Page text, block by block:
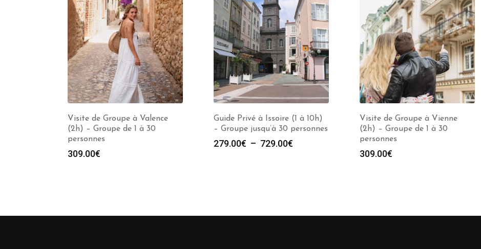
Visite de Groupe à Valence
(2h) – Groupe de 1 à 30
personnes
309.00€
Guide Privé à Issoire (1 à 10h)
– Groupe jusqu’à 30 personnes
279.00€ – 729.00€
Visite de Groupe à Vienne
(2h) – Groupe de 1 à 30
personnes
309.00€